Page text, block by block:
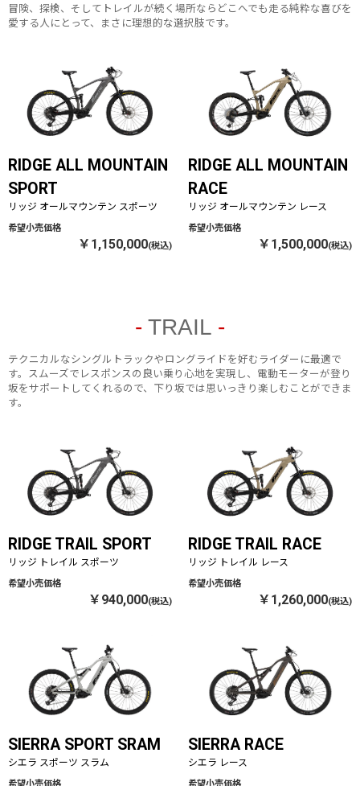
冒険、探検、そしてトレイルが続く場所ならどこへでも走る純粋な喜びを
愛する人にとって、まさに理想的な選択肢です。
RIDGE ALL MOUNTAIN
SPORT
リッジ オールマウンテン スポーツ
￥1,150,000
RIDGE ALL MOUNTAIN
RACE
リッジ オールマウンテン レース
￥1,500,000
TRAIL
テクニカルなシングルトラックやロングライドを好むライダーに最適で
す。スムーズでレスポンスの良い乗り心地を実現し、電動モーターが登り
坂をサポートしてくれるので、下り坂では思いっきり楽しむことができま
す。
RIDGE TRAIL SPORT
リッジ トレイル スポーツ
￥940,000
RIDGE TRAIL RACE
リッジ トレイル レース
￥1,260,000
SIERRA SPORT SRAM
シエラ スポーツ スラム
SIERRA RACE
シエラ レース